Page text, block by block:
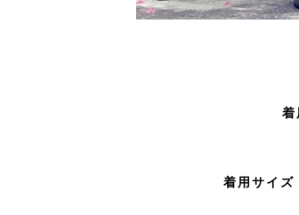
着
着用サイズ